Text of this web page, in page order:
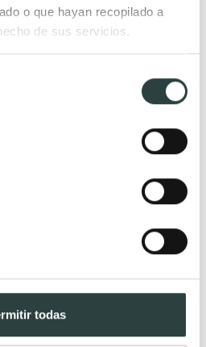
o que hayan recopilado a
de sus servicios.
todas
Lavabos sobre encimera
Lavabos encastrados
Lavabos suspendidos
Lavabos dobles